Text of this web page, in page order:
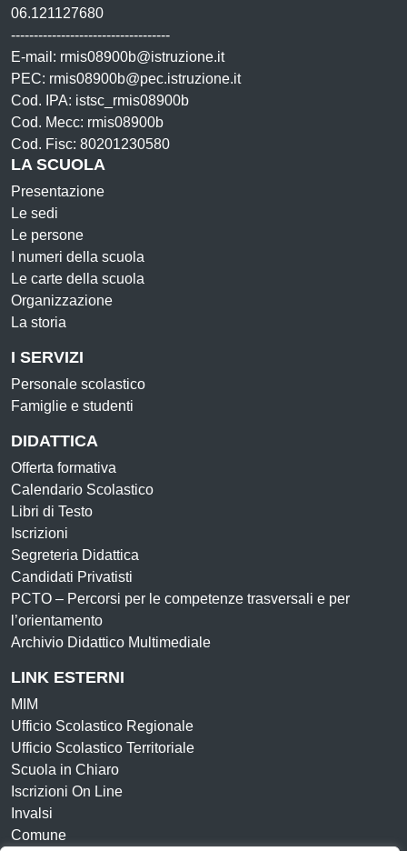
06.121127680
-----------------------------------
E-mail: rmis08900b@istruzione.it
PEC: rmis08900b@pec.istruzione.it
Cod. IPA: istsc_rmis08900b
Cod. Mecc: rmis08900b
Cod. Fisc: 80201230580
LA SCUOLA
Presentazione
Le sedi
Le persone
I numeri della scuola
Le carte della scuola
Organizzazione
La storia
I SERVIZI
Personale scolastico
Famiglie e studenti
DIDATTICA
Offerta formativa
Calendario Scolastico
Libri di Testo
Iscrizioni
Segreteria Didattica
Candidati Privatisti
PCTO – Percorsi per le competenze trasversali e per
l’orientamento
Archivio Didattico Multimediale
LINK ESTERNI
MIM
Ufficio Scolastico Regionale
Ufficio Scolastico Territoriale
Scuola in Chiaro
Iscrizioni On Line
Invalsi
Comune